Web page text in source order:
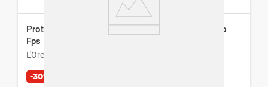
Protector Solar L'Oréal París Uv Defender Incoloro
Fps 50+ x 40 g
L'Oreal París
-30%